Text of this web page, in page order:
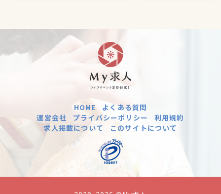
HOME
よくある質問
運営会社
プライバシーポリシー
利用規約
求人掲載について
このサイトについて